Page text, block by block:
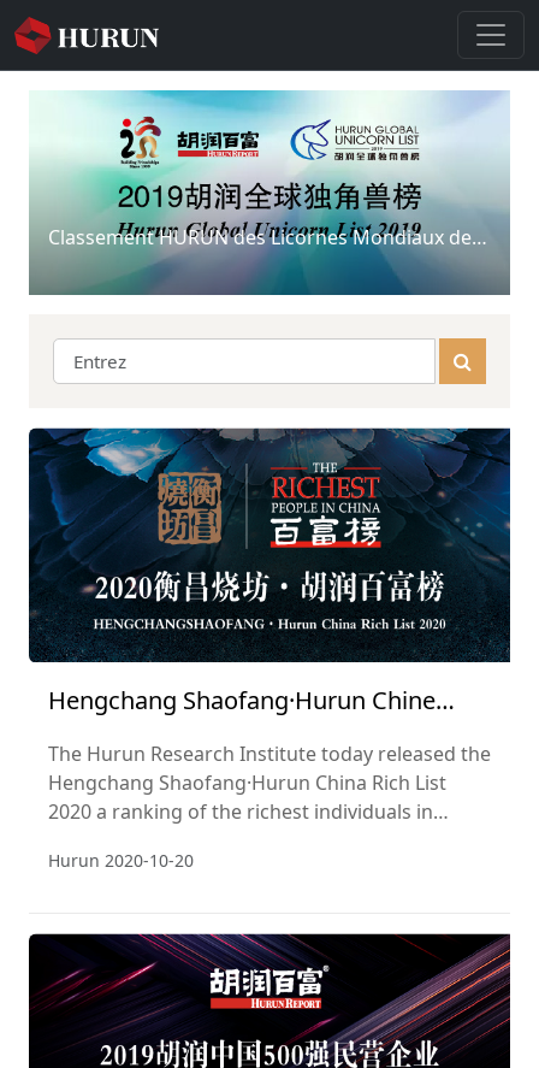
Classement HURUN des Licornes Mondiaux de 2019
Hengchang Shaofang·Hurun Chine
Abondance Liste 2020
The Hurun Research Institute today released the
Hengchang Shaofang·Hurun China Rich List
2020 a ranking of the richest individuals in
Hurun 2020-10-20